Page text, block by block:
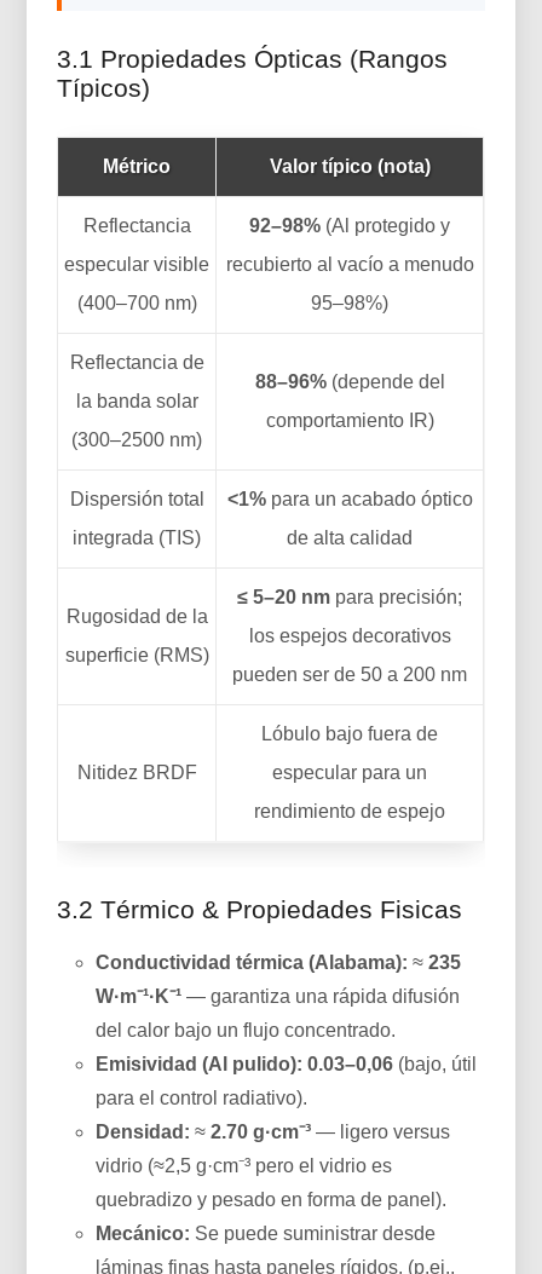
3.1 Propiedades Ópticas (rangos
Típicos)
Métrico Valor típico (nota)
Reflectancia
especular visible
(400–700 nm)
92–98% (Al protegido y
recubierto al vacío a menudo
95–98%)
Reflectancia de
la banda solar
(300–2500 nm)
88–96%(depende del
comportamiento IR)
Dispersión total
integrada (TIS)
<1%para un acabado óptico
de alta calidad
Rugosidad de la
superficie (RMS)
≤ 5–20 nm para precisión;
los espejos decorativos
pueden ser de 50 a 200 nm
Nitidez BRDF
Lóbulo bajo fuera de
especular para un
rendimiento de espejo
3.2 Térmico & Propiedades Fisicas
Conductividad térmica (Alabama): ≈235
W·m⁻¹·K⁻¹ — garantiza una rápida difusión
del calor bajo un flujo concentrado.
Emisividad (Al pulido): 0.03–0,06 (bajo, útil
para el control radiativo).
Densidad: ≈2.70 g·cm⁻³ — ligero versus
vidrio (≈2,5 g·cm⁻³ pero el vidrio es
quebradizo y pesado en forma de panel).
Mecánico: Se puede suministrar desde
láminas finas hasta paneles rígidos. (p.ej.,